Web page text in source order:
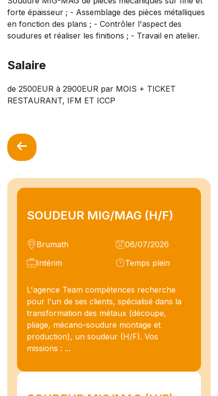
SOUDEUR MIG/MAG (H/F)
Brumath
06/07/2026
Intérim
Temps plein
L'agence Team compétences recherche
pour l'un de ses clients, spécialisé dans la
transformation des métaux (découpe,
pliage, mécano-soudure montage et
production), un soudeur (H/F). Vos
missions : ...
forte épaisseur ; - Assemblage des pièces métalliques
en fonction des plans ; - Contrôler l'aspect des
soudures et réaliser les finitions ; - Travail en atelier.
Salaire
de 2500EUR à 2900EUR par MOIS + TICKET
RESTAURANT, IFM ET ICCP